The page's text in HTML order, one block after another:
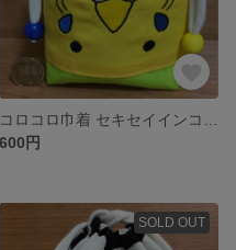
600円
SOLD OUT